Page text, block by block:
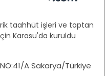
taahhüt işleri ve toptan
Karasu'da kuruldu
NO:41/A Sakarya/Türkiye